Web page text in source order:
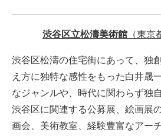
渋谷区立松濤美術館 （東京
渋谷区松濤の住宅街にあって、独
え方に独特な感性をもった白井晟
なジャンルや、時代に関わらず独
渋谷区に関連する公募展、絵画展
画会、美術教室、経験豊富なアー